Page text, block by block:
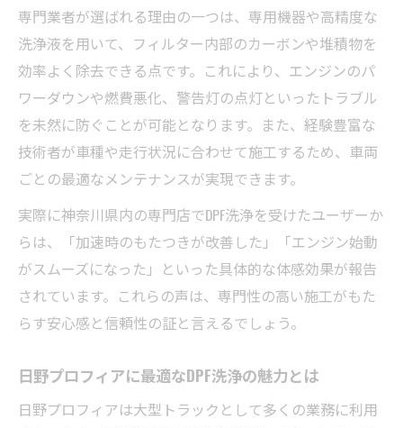
日野プロフィア特有のDPF洗浄必要性を解説
エンジン性能維持にDPF洗浄は欠かせない理由
エンジン性能維持に役立つDPF洗浄の役割
DPF洗浄で長く快適な走りを実現する方法
日野プロフィアの本来の力を引き出す秘訣
DPF洗浄が故障リスク低減に役立つ仕組み
メンテナンスの秘訣はDPF洗浄で寿命延長
DPF洗浄でメンテナンス効果を最大化する方
法
日野プロフィアの寿命を延ばすDPF洗浄習慣
日常点検にDPF洗浄を取り入れるメリット
DPF洗浄で整備コストも賢く抑えるコツ
専門業者が選ばれる理由の一つは、専用機器や高精度な
洗浄液を用いて、フィルター内部のカーボンや堆積物を
効率よく除去できる点です。これにより、エンジンのパ
ワーダウンや燃費悪化、警告灯の点灯といったトラブル
を未然に防ぐことが可能となります。また、経験豊富な
技術者が車種や走行状況に合わせて施工するため、車両
ごとの最適なメンテナンスが実現できます。
実際に神奈川県内の専門店でDPF洗浄を受けたユーザーか
らは、「加速時のもたつきが改善した」「エンジン始動
がスムーズになった」といった具体的な体感効果が報告
されています。これらの声は、専門性の高い施工がもた
らす安心感と信頼性の証と言えるでしょう。
日野プロフィアに最適なDPF洗浄の魅力とは
日野プロフィアは大型トラックとして多くの業務に利用